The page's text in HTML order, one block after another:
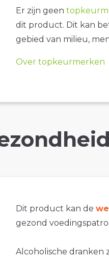
Er zijn geen
dit product. Dit kan
gebied van milieu,
Over topkeurmerken
Dit product kan de
gezond
Alcoholische dranken